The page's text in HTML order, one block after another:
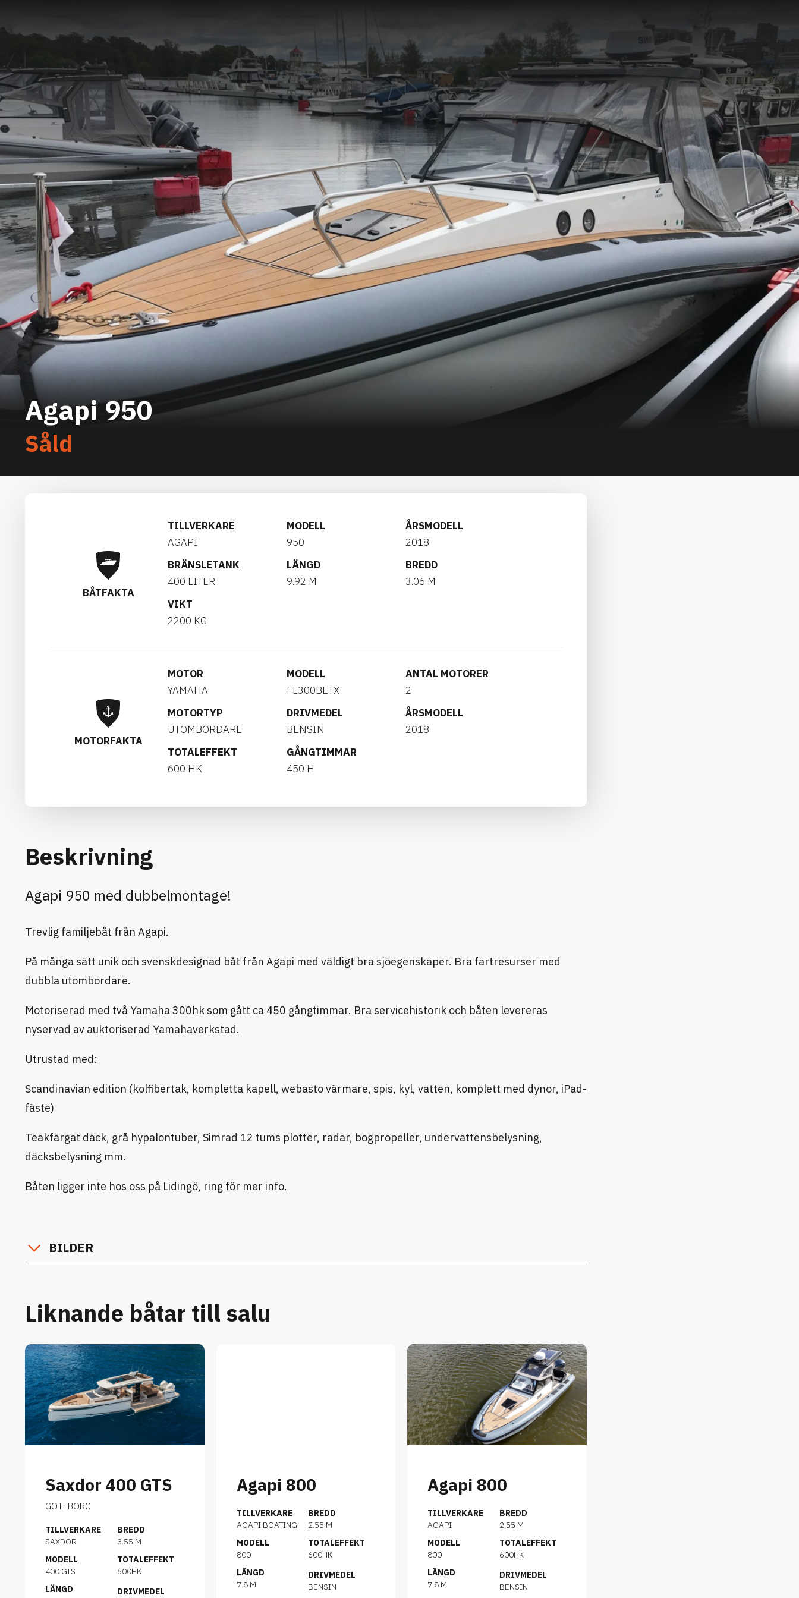
Agapi 950
Såld
BÅTFAKTA
TILLVERKARE
AGAPI
MODELL
950
ÅRSMODELL
2018
BRÄNSLETANK
400 LITER
LÄNGD
9.92 M
BREDD
3.06 M
VIKT
2200 KG
MOTORFAKTA
MOTOR
YAMAHA
MODELL
FL300BETX
ANTAL MOTORER
2
MOTORTYP
UTOMBORDARE
DRIVMEDEL
BENSIN
ÅRSMODELL
2018
TOTALEFFEKT
600 HK
GÅNGTIMMAR
450 H
Beskrivning
Agapi 950 med dubbelmontage!
Trevlig familjebåt från Agapi.
På många sätt unik och svenskdesignad båt från Agapi med väldigt bra sjöegenskaper. Bra fartresurser med
dubbla utombordare.
Motoriserad med två Yamaha 300hk som gått ca 450 gångtimmar. Bra servicehistorik och båten levereras
nyservad av auktoriserad Yamahaverkstad.
Utrustad med:
Scandinavian edition (kolfibertak, kompletta kapell, webasto värmare, spis, kyl, vatten, komplett med dynor, iPad-
fäste)
Teakfärgat däck, grå hypalontuber, Simrad 12 tums plotter, radar, bogpropeller, undervattensbelysning,
däcksbelysning mm.
Båten ligger inte hos oss på Lidingö, ring för mer info.
BILDER
Liknande båtar till salu
Saxdor 400 GTS
GOTEBORG
TILLVERKARE
SAXDOR
MODELL
400 GTS
LÄNGD
BREDD
3.55 M
TOTALEFFEKT
600HK
DRIVMEDEL
Agapi 800
TILLVERKARE
AGAPI BOATING
MODELL
800
LÄNGD
7.8 M
BREDD
2.55 M
TOTALEFFEKT
600HK
DRIVMEDEL
BENSIN
Agapi 800
TILLVERKARE
AGAPI
MODELL
800
LÄNGD
7.8 M
BREDD
2.55 M
TOTALEFFEKT
600HK
DRIVMEDEL
BENSIN